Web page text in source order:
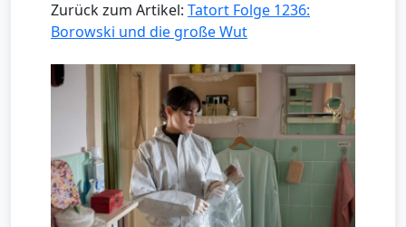
Zurück zum Artikel: Tatort Folge 1236:
Borowski und die große Wut